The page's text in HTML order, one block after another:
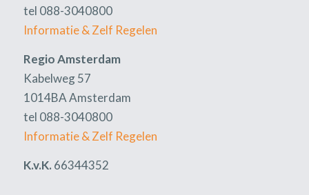
tel 088-3040800
Informatie & Zelf Regelen
Regio Amsterdam
Kabelweg 57
1014BA Amsterdam
tel 088-3040800
Informatie & Zelf Regelen
K.v.K. 66344352